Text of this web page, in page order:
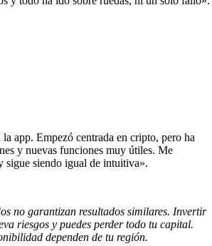
app. Empezó centrada en cripto, pero ha
y nuevas funciones muy útiles. Me
sigue siendo igual de intuitiva».
no garantizan resultados similares. Invertir
riesgos y puedes perder todo tu capital.
dependen de tu región.